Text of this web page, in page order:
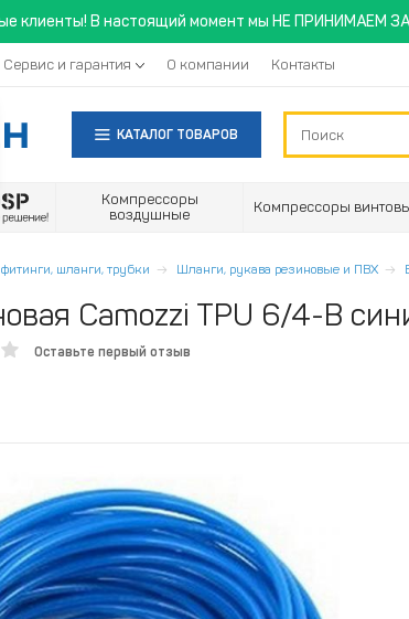
клиенты! В настоящий момент мы НЕ ПРИНИМАЕМ
Сервис и гарантия О компании Контакты
КАТАЛОГ ТОВАРОВ
Компрессоры
воздушные
Компрессоры
шланги, трубки Шланги, рукава резиновые и ПВХ
Camozzi TPU 6/4-B
Оставьте первый отзыв